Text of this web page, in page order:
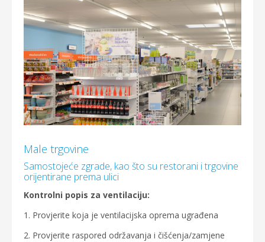
Male trgovine
Samostojeće zgrade, kao što su restorani i trgovine
orijentirane prema ulici
Kontrolni popis za ventilaciju:
1. Provjerite koja je ventilacijska oprema ugrađena
2. Provjerite raspored održavanja i čišćenja/zamjene